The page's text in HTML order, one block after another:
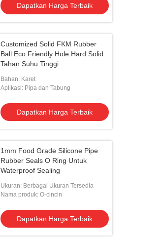
Dapatkan Harga Terbaik
Customized Solid FKM Rubber
Ball Eco Friendly Hole Hard Solid
Tahan Suhu Tinggi
Bahan: Karet
Aplikasi: Pipa dan Tabung
Dapatkan Harga Terbaik
1mm Food Grade Silicone Pipe
Rubber Seals O Ring Untuk
Waterproof Sealing
Ukuran: Berbagai Ukuran Tersedia
Nama produk: O-cincin
Dapatkan Harga Terbaik